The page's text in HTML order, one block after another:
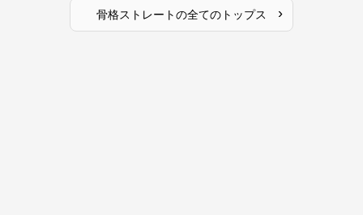
骨格ストレートの全てのトップス ›